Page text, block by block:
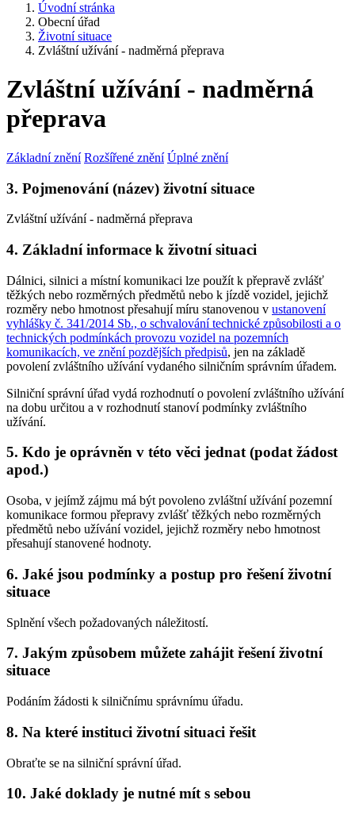
Úvodní stránka
Obecní úřad
Životní situace
Zvláštní užívání - nadměrná přeprava
Zvláštní užívání - nadměrná
přeprava
Základní znění Rozšířené znění Úplné znění
3. Pojmenování (název) životní situace
Zvláštní užívání - nadměrná přeprava
4. Základní informace k životní situaci
Dálnici, silnici a místní komunikaci lze použít k přepravě zvlášť
těžkých nebo rozměrných předmětů nebo k jízdě vozidel, jejichž
rozměry nebo hmotnost přesahují míru stanovenou v ustanovení
vyhlášky č. 341/2014 Sb., o schvalování technické způsobilosti a o
technických podmínkách provozu vozidel na pozemních
komunikacích, ve znění pozdějších předpisů, jen na základě
povolení zvláštního užívání vydaného silničním správním úřadem.
Silniční správní úřad vydá rozhodnutí o povolení zvláštního užívání
na dobu určitou a v rozhodnutí stanoví podmínky zvláštního
užívání.
5. Kdo je oprávněn v této věci jednat (podat žádost
apod.)
Osoba, v jejímž zájmu má být povoleno zvláštní užívání pozemní
komunikace formou přepravy zvlášť těžkých nebo rozměrných
předmětů nebo užívání vozidel, jejichž rozměry nebo hmotnost
přesahují stanovené hodnoty.
6. Jaké jsou podmínky a postup pro řešení životní
situace
Splnění všech požadovaných náležitostí.
7. Jakým způsobem můžete zahájit řešení životní
situace
Podáním žádosti k silničnímu správnímu úřadu.
8. Na které instituci životní situaci řešit
Obraťte se na silniční správní úřad.
10. Jaké doklady je nutné mít s sebou